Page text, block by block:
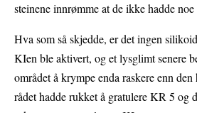
steinene innrømme at de ikke hadde noe
Hva som så skjedde, er det ingen
KIen ble aktivert, og et lysglimt senere
området å krympe enda raskere enn
rådet hadde rukket å gratulere KR 5 og